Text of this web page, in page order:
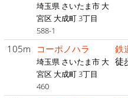
埼玉県 さいたま市 大
宮区 大成町 3丁目
588-1
105m コーポノハラ
埼玉県 さいたま市 大
宮区 大成町 3丁目
460
鉄
徒